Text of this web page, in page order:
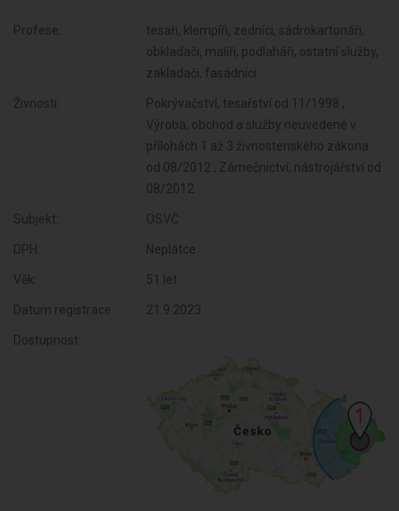
Profese:
tesaři, klempíři, zedníci, sádrokartonáři,
obkladači, malíři, podlaháři, ostatní služby,
zakladači, fasádníci
Živnosti:
Pokrývačství, tesařství od 11/1998 ,
Výroba, obchod a služby neuvedené v
přílohách 1 až 3 živnostenského zákona
od 08/2012 , Zámečnictví, nástrojářství od
08/2012
Subjekt: OSVČ
DPH: Neplátce
Věk: 51 let
Datum registrace: 21.9.2023
Dostupnost: